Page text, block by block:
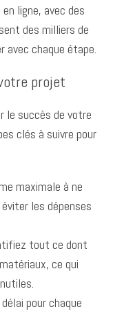
ligne, avec des
des milliers de
avec chaque étape.
projet
le succès de votre
clés à suivre pour
maximale à ne
les dépenses
tout ce dont
ce qui
pour chaque